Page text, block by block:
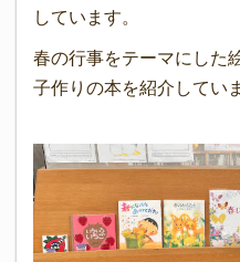
しています。
春の行事をテーマにした
子作りの本を紹介してい